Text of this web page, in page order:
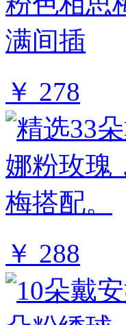
￥ 278
￥ 288